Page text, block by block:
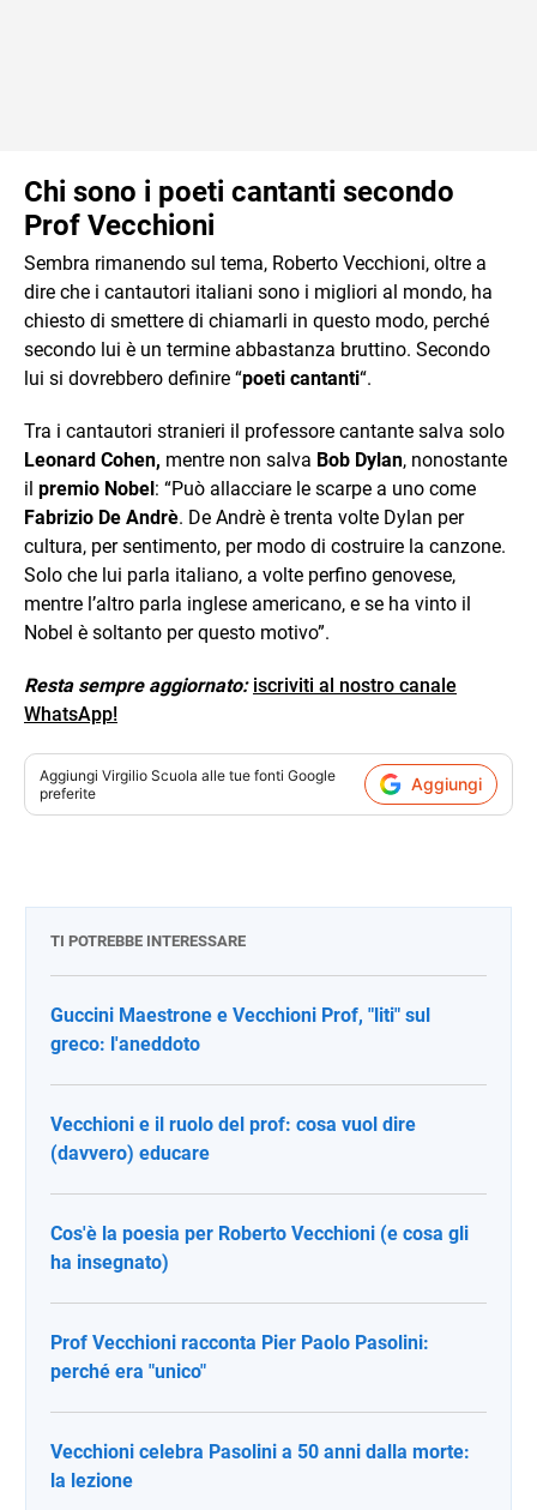
Chi sono i poeti cantanti secondo
Prof Vecchioni
Sembra rimanendo sul tema, Roberto Vecchioni, oltre a
dire che i cantautori italiani sono i migliori al mondo, ha
chiesto di smettere di chiamarli in questo modo, perché
secondo lui è un termine abbastanza bruttino. Secondo
lui si dovrebbero definire “poeti cantanti“.
Tra i cantautori stranieri il professore cantante salva solo
Leonard Cohen, mentre non salva Bob Dylan, nonostante
il premio Nobel: “Può allacciare le scarpe a uno come
Fabrizio De Andrè. De Andrè è trenta volte Dylan per
cultura, per sentimento, per modo di costruire la canzone.
Solo che lui parla italiano, a volte perfino genovese,
mentre l’altro parla inglese americano, e se ha vinto il
Nobel è soltanto per questo motivo”.
Resta sempre aggiornato: iscriviti al nostro canale
WhatsApp!
Aggiungi Virgilio Scuola alle tue fonti Google
preferite
Aggiungi
TI POTREBBE INTERESSARE
Guccini Maestrone e Vecchioni Prof, "liti" sul
greco: l'aneddoto
Vecchioni e il ruolo del prof: cosa vuol dire
(davvero) educare
Cos'è la poesia per Roberto Vecchioni (e cosa gli
ha insegnato)
Prof Vecchioni racconta Pier Paolo Pasolini:
perché era "unico"
Vecchioni celebra Pasolini a 50 anni dalla morte:
la lezione